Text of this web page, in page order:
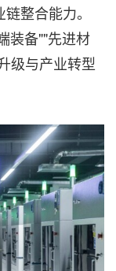
整合能力。
装备""先进材
级与产业转型